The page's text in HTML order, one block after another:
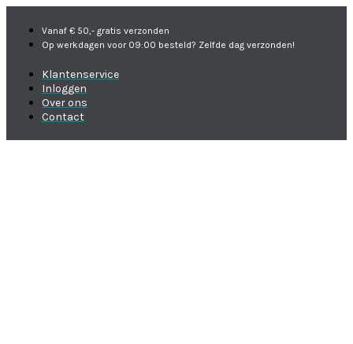
Vanaf € 50,- gratis verzonden
Op werkdagen voor 09:00 besteld? Zelfde dag verzonden!
Klantenservice
Inloggen
Over ons
Contact